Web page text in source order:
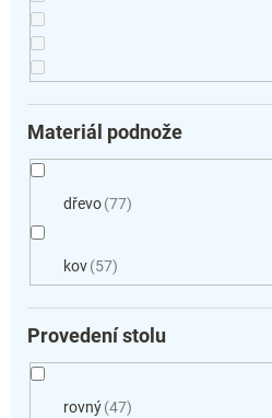
Materiál podnože
dřevo 77
kov 57
Provedení stolu
rovný 47